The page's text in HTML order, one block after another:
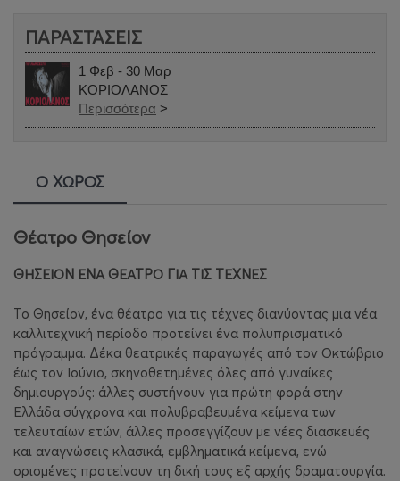
ΠΑΡΑΣΤΑΣΕΙΣ
1 Φεβ - 30 Μαρ
ΚΟΡΙΟΛΑΝΟΣ
Περισσότερα >
Ο ΧΩΡΟΣ
Θέατρο Θησείον
ΘΗΣΕΙΟΝ ΕΝΑ ΘΕΑΤΡΟ ΓΙΑ ΤΙΣ ΤΕΧΝΕΣ
Το Θησείον, ένα θέατρο για τις τέχνες διανύοντας μια νέα
καλλιτεχνική περίοδο προτείνει ένα πολυπρισματικό
πρόγραμμα. Δέκα θεατρικές παραγωγές από τον Οκτώβριο
έως τον Ιούνιο, σκηνοθετημένες όλες από γυναίκες
δημιουργούς: άλλες συστήνουν για πρώτη φορά στην
Ελλάδα σύγχρονα και πολυβραβευμένα κείμενα των
τελευταίων ετών, άλλες προσεγγίζουν με νέες διασκευές
και αναγνώσεις κλασικά, εμβληματικά κείμενα, ενώ
ορισμένες προτείνουν τη δική τους εξ αρχής δραματουργία.